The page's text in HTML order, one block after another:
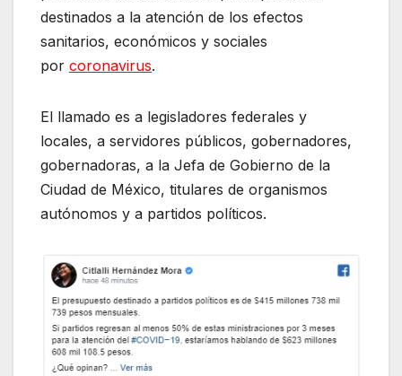
destinados a la atención de los efectos
sanitarios, económicos y sociales
por coronavirus.
El llamado es a legisladores federales y
locales, a servidores públicos, gobernadores,
gobernadoras, a la Jefa de Gobierno de la
Ciudad de México, titulares de organismos
autónomos y a partidos políticos.